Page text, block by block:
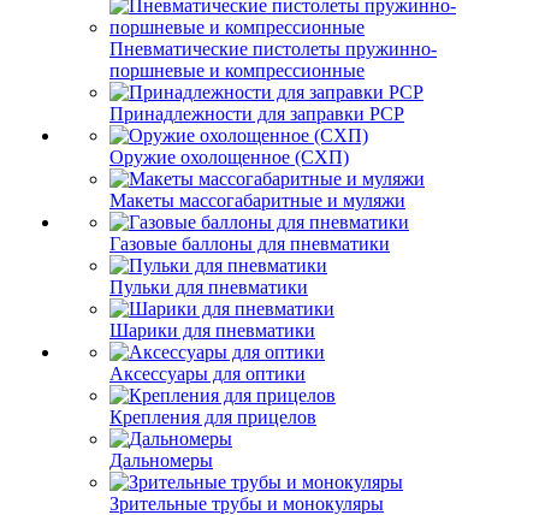
Пневматические пистолеты пружинно-
поршневые и компрессионные
Принадлежности для заправки PCP
Оружие охолощенное (СХП)
Макеты массогабаритные и муляжи
Газовые баллоны для пневматики
Пульки для пневматики
Шарики для пневматики
Аксессуары для оптики
Крепления для прицелов
Дальномеры
Зрительные трубы и монокуляры